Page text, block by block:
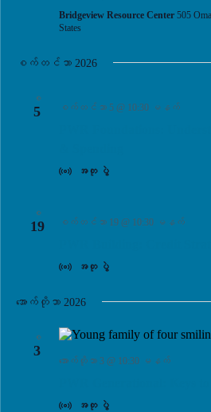
Bridgeview Resource Center 505
States
စက်တင်ဘာ 2026
စ
5 စက်တင်ဘာ 5 @ 10:30 မနက်
အတု ပွဲ
စ
19 စက်တင်ဘာ 19 @ 10:30 မနက်
အတု ပွဲ
အောက်တိုဘာ 2026
စ
3
အောက်တိုဘာ 3 @ 10:30 မနက်
အတု ပွဲ